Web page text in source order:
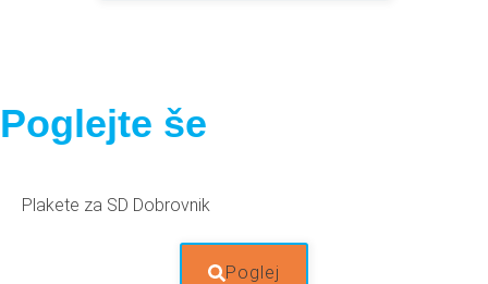
Poglejte še
Plakete za SD Dobrovnik
Poglej